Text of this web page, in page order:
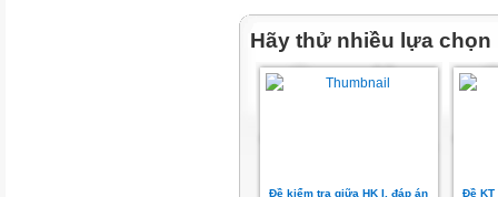
Hãy thử nhiều lựa chọn
Đề kiểm tra giữa HK I, đáp án
Đề KT